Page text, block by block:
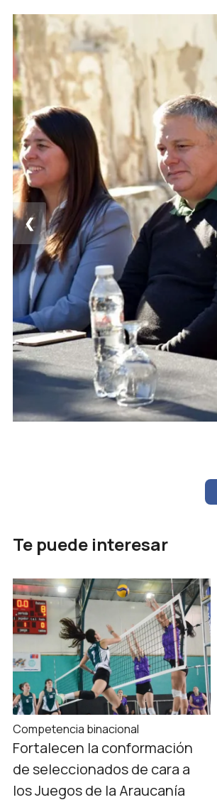
❮
Te puede interesar
Competencia binacional
Fortalecen la conformación
de seleccionados de cara a
los Juegos de la Araucanía